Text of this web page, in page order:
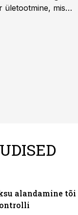
ületootmine, mis
alandamine